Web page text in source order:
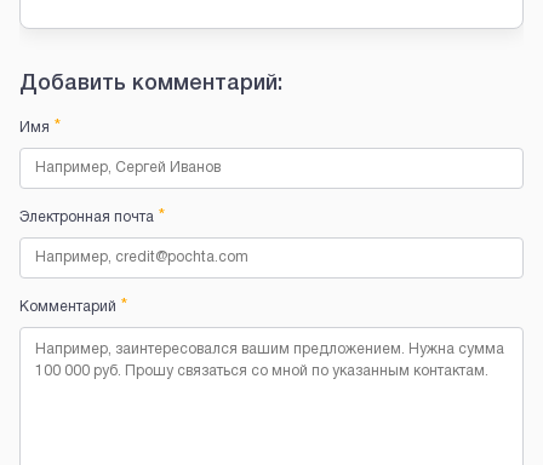
Добавить комментарий:
Имя *
Электронная почта *
Комментарий *